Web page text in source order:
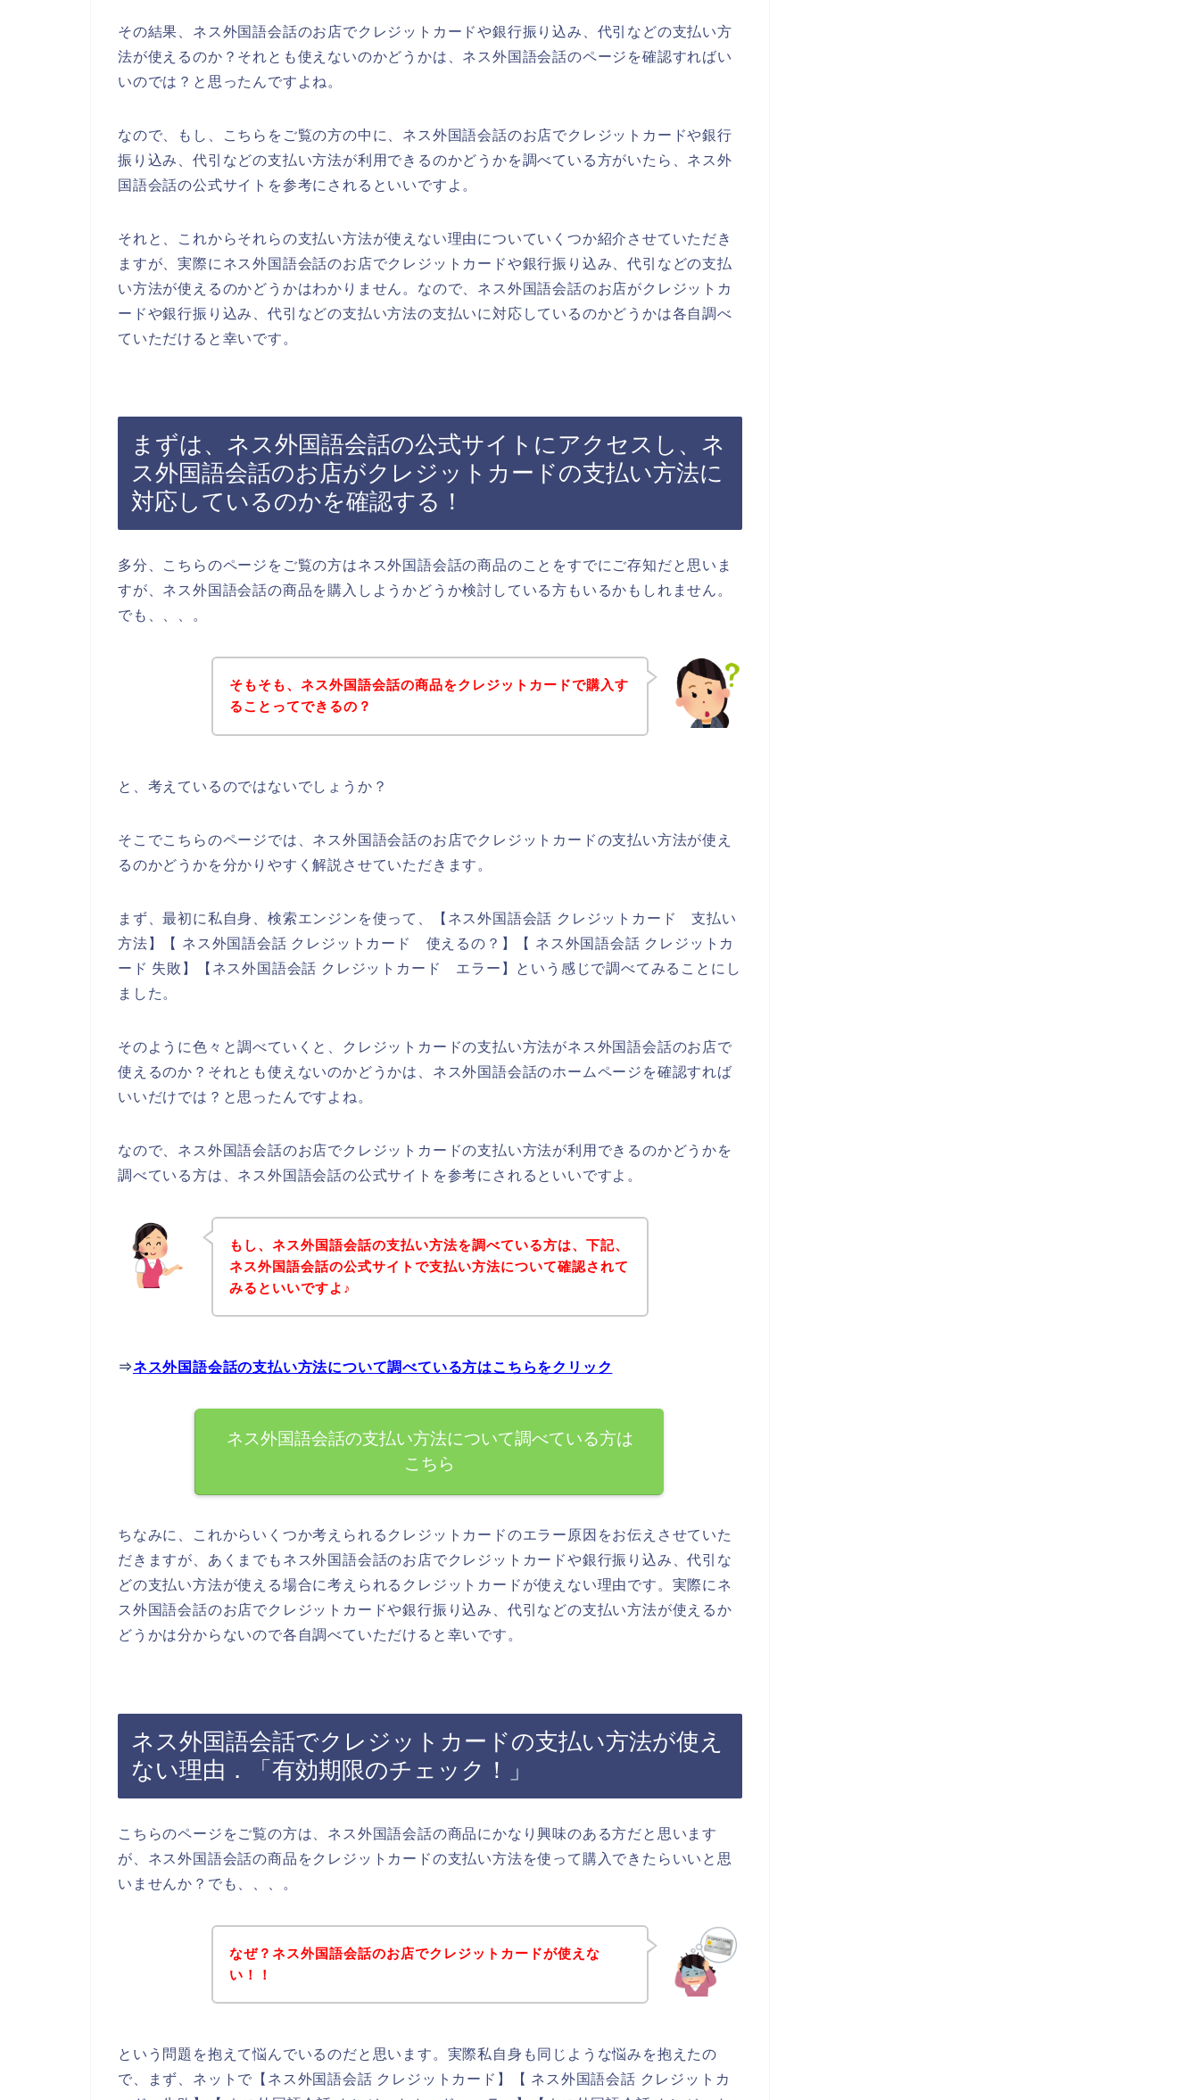
その結果、ネス外国語会話のお店でクレジットカードや銀行振り込み、代引などの支払い方
法が使えるのか？それとも使えないのかどうかは、ネス外国語会話のページを確認すればい
いのでは？と思ったんですよね。
なので、もし、こちらをご覧の方の中に、ネス外国語会話のお店でクレジットカードや銀行
振り込み、代引などの支払い方法が利用できるのかどうかを調べている方がいたら、ネス外
国語会話の公式サイトを参考にされるといいですよ。
それと、これからそれらの支払い方法が使えない理由についていくつか紹介させていただき
ますが、実際にネス外国語会話のお店でクレジットカードや銀行振り込み、代引などの支払
い方法が使えるのかどうかはわかりません。なので、ネス外国語会話のお店がクレジットカ
ードや銀行振り込み、代引などの支払い方法の支払いに対応しているのかどうかは各自調べ
ていただけると幸いです。
まずは、ネス外国語会話の公式サイトにアクセスし、ネ
ス外国語会話のお店がクレジットカードの支払い方法に
対応しているのかを確認する！
多分、こちらのページをご覧の方はネス外国語会話の商品のことをすでにご存知だと思いま
すが、ネス外国語会話の商品を購入しようかどうか検討している方もいるかもしれません。
でも、、、。
そもそも、ネス外国語会話の商品をクレジットカードで購入す
ることってできるの？
と、考えているのではないでしょうか？
そこでこちらのページでは、ネス外国語会話のお店でクレジットカードの支払い方法が使え
るのかどうかを分かりやすく解説させていただきます。
まず、最初に私自身、検索エンジンを使って、【ネス外国語会話 クレジットカード 支払い
方法】【 ネス外国語会話 クレジットカード 使えるの？】【 ネス外国語会話 クレジットカ
ード 失敗】【ネス外国語会話 クレジットカード エラー】という感じで調べてみることにし
ました。
そのように色々と調べていくと、クレジットカードの支払い方法がネス外国語会話のお店で
使えるのか？それとも使えないのかどうかは、ネス外国語会話のホームページを確認すれば
いいだけでは？と思ったんですよね。
なので、ネス外国語会話のお店でクレジットカードの支払い方法が利用できるのかどうかを
調べている方は、ネス外国語会話の公式サイトを参考にされるといいですよ。
もし、ネス外国語会話の支払い方法を調べている方は、下記、
ネス外国語会話の公式サイトで支払い方法について確認されて
みるといいですよ♪
⇒ネス外国語会話の支払い方法について調べている方はこちらをクリック
ネス外国語会話の支払い方法について調べている方は
こちら
ちなみに、これからいくつか考えられるクレジットカードのエラー原因をお伝えさせていた
だきますが、あくまでもネス外国語会話のお店でクレジットカードや銀行振り込み、代引な
どの支払い方法が使える場合に考えられるクレジットカードが使えない理由です。実際にネ
ス外国語会話のお店でクレジットカードや銀行振り込み、代引などの支払い方法が使えるか
どうかは分からないので各自調べていただけると幸いです。
ネス外国語会話でクレジットカードの支払い方法が使え
ない理由．「有効期限のチェック！」
こちらのページをご覧の方は、ネス外国語会話の商品にかなり興味のある方だと思います
が、ネス外国語会話の商品をクレジットカードの支払い方法を使って購入できたらいいと思
いませんか？でも、、、。
なぜ？ネス外国語会話のお店でクレジットカードが使えな
い！！
という問題を抱えて悩んでいるのだと思います。実際私自身も同じような悩みを抱えたの
で、まず、ネットで【ネス外国語会話 クレジットカード】【 ネス外国語会話 クレジットカ